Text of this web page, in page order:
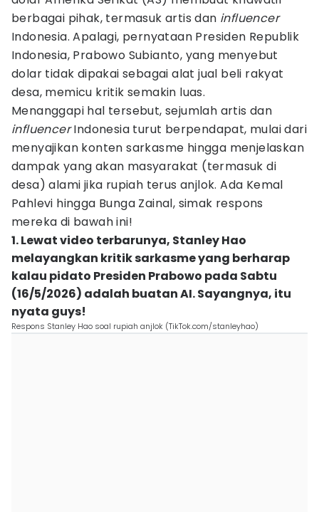
berbagai pihak, termasuk artis dan influencer
Indonesia. Apalagi, pernyataan Presiden Republik
Indonesia, Prabowo Subianto, yang menyebut
dolar tidak dipakai sebagai alat jual beli rakyat
desa, memicu kritik semakin luas.
Menanggapi hal tersebut, sejumlah artis dan
influencerIndonesia turut berpendapat, mulai dari
menyajikan konten sarkasme hingga menjelaskan
dampak yang akan masyarakat (termasuk di
desa) alami jika rupiah terus anjlok. Ada Kemal
Pahlevi hingga Bunga Zainal, simak respons
mereka di bawah ini!
1. Lewat video terbarunya, Stanley Hao
melayangkan kritik sarkasme yang berharap
kalau pidato Presiden Prabowo pada Sabtu
(16/5/2026) adalah buatan AI. Sayangnya, itu
nyata guys!
Respons Stanley Hao soal rupiah anjlok (TikTok.com/stanleyhao)